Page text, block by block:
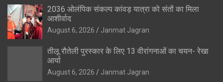
2036 ओलंपिक संकल्प कांवड़ यात्रा को संतों का मिला
आशीर्वाद
August 6, 2026 Janmat Jagran
तीलू रौतेली पुरस्कार के लिए 13 वीरांगनाओं का चयन- रेखा
आर्या
August 6, 2026 Janmat Jagran